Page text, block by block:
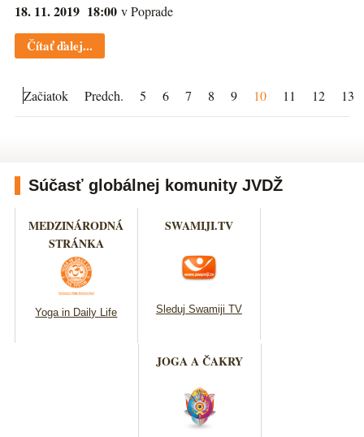
18. 11. 2019 18:00 v Poprade
Čítať ďalej...
Začiatok Predch. 5 6 7 8 9 10 11 12 13
Súčasť globálnej komunity JVDŽ
MEDZINÁRODNÁ
STRÁNKA
Yoga in Daily Life
SWAMIJI.TV
Sleduj Swamiji TV
JOGA A ČAKRY